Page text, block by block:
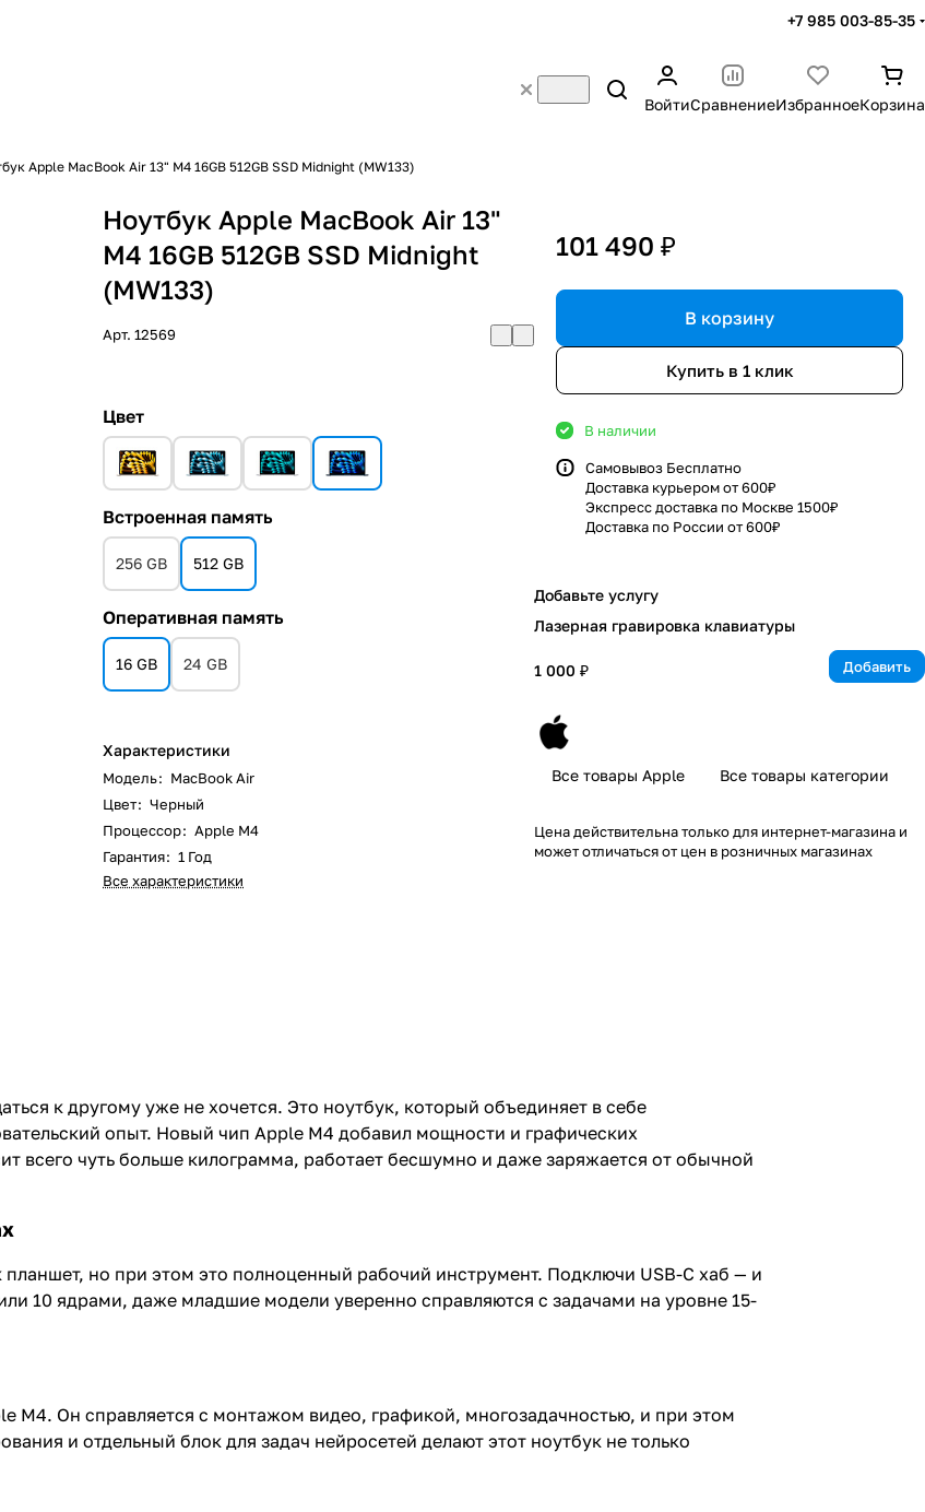
+7 985 003-85-35
ВойтиСравнениеИзбранноеКорзина
Apple MacBook Air 13" M4 16GB 512GB SSD Midnight (MW133)
Ноутбук Apple MacBook Air 13"
M4 16GB 512GB SSD Midnight
(MW133)
Арт.12569
Цвет
Встроенная память
256 GB 512 GB
Оперативная память
16 GB 24 GB
Характеристики
Модель: MacBook Air
Цвет: Черный
Процессор: Apple M4
Гарантия: 1 Год
Все характеристики
101 490 ₽
В корзину
Купить в 1 клик
В наличии
Самовывоз Бесплатно
Доставка курьером от 600₽
Экспресс доставка по Москве 1500₽
Доставка по России от 600₽
Добавьте услугу
Лазерная гравировка клавиатуры
1 000 ₽ Добавить
Все товары Apple Все товары категории
Цена действительна только для интернет-магазина и
может отличаться от цен в розничных магазинах
к другому уже не хочется. Это ноутбук, который объединяет в себе
опыт. Новый чип Apple M4 добавил мощности и графических
всего чуть больше килограмма, работает бесшумно и даже заряжается от обычной
но при этом это полноценный рабочий инструмент. Подключи USB-C хаб — и
10 ядрами, даже младшие модели уверенно справляются с задачами на уровне 15-
M4. Он справляется с монтажом видео, графикой, многозадачностью, и при этом
и отдельный блок для задач нейросетей делают этот ноутбук не только